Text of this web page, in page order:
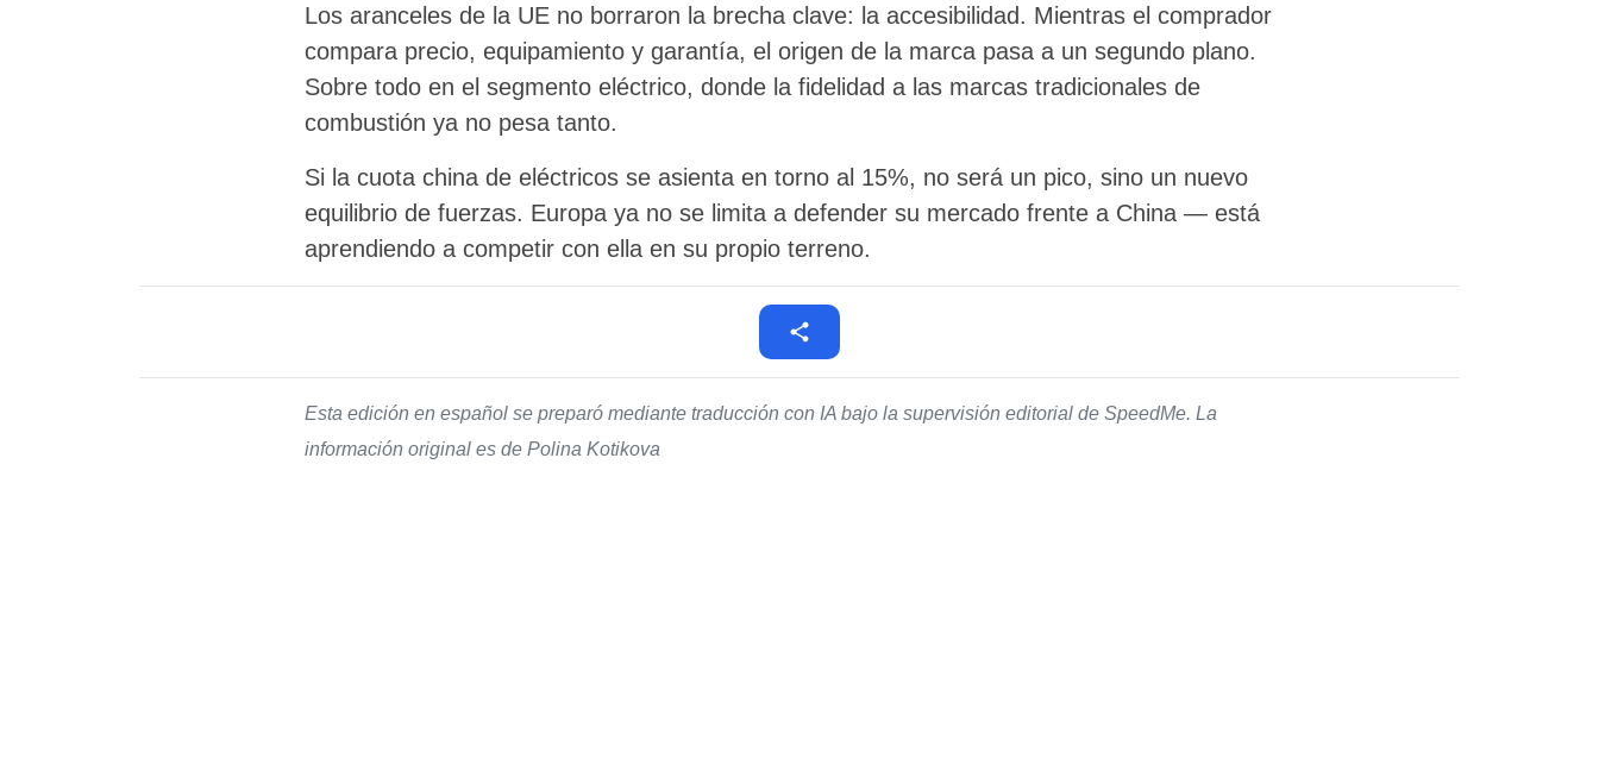
Los aranceles de la UE no borraron la brecha clave: la accesibilidad. Mientras el comprador
compara precio, equipamiento y garantía, el origen de la marca pasa a un segundo plano.
Sobre todo en el segmento eléctrico, donde la fidelidad a las marcas tradicionales de
combustión ya no pesa tanto.
Si la cuota china de eléctricos se asienta en torno al 15%, no será un pico, sino un nuevo
equilibrio de fuerzas. Europa ya no se limita a defender su mercado frente a China — está
aprendiendo a competir con ella en su propio terreno.
Esta edición en español se preparó mediante traducción con IA bajo la supervisión editorial de SpeedMe. La
información original es de Polina Kotikova